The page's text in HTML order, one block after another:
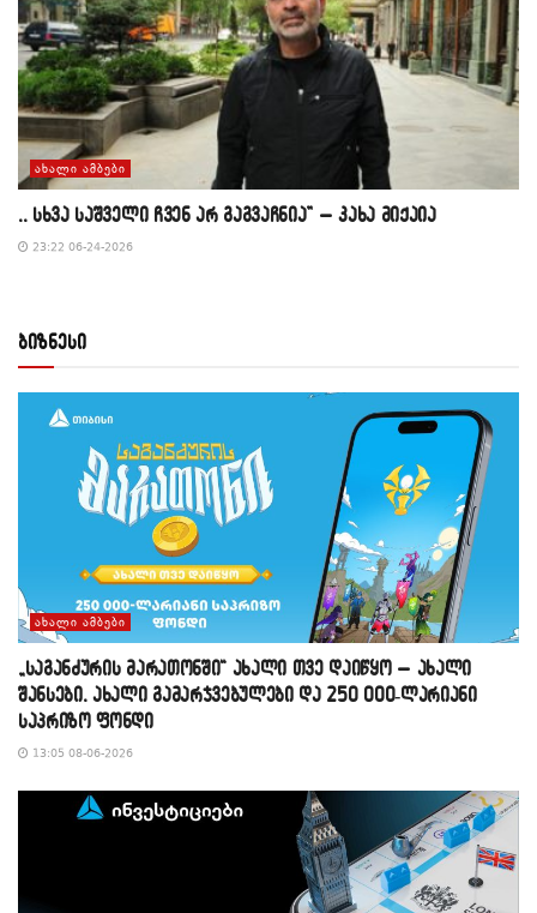
ᲐᲮᲐᲚᲘ ᲐᲛᲑᲔᲑᲘ
,, სხვა საშველი ჩვენ არ გაგვაჩნია” – კახა მიქაია
23:22 06-24-2026
ბიზნესი
ᲐᲮᲐᲚᲘ ᲐᲛᲑᲔᲑᲘ
„საგანძურის მარათონში“ ახალი თვე დაიწყო – ახალი
შანსები, ახალი გამარჯვებულები და 250 000-ლარიანი
საპრიზო ფონდი
13:05 08-06-2026